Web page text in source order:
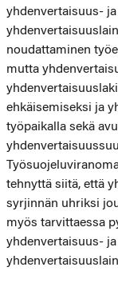
yhdenvertaisuus-
noudattaminen
mutta
ehkäisemiseksi ja
työpaikalla sekä
tehnyttä siitä, että
syrjinnän uhriksi
myös tarvittaessa
yhdenvertaisuus-